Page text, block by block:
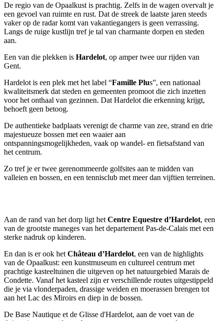
De regio van de Opaalkust is prachtig. Zelfs in de wagen overvalt je
een gevoel van ruimte en rust. Dat de streek de laatste jaren steeds
vaker op de radar komt van vakantiegangers is geen verrassing.
Langs de ruige kustlijn tref je tal van charmante dorpen en steden
aan.
Een van die plekken is Hardelot, op amper twee uur rijden van
Gent.
Hardelot is een plek met het label “Famille Plus”, een nationaal
kwaliteitsmerk dat steden en gemeenten promoot die zich inzetten
voor het onthaal van gezinnen. Dat Hardelot die erkenning krijgt,
behoeft geen betoog.
De authentieke badplaats verenigt de charme van zee, strand en drie
majestueuze bossen met een waaier aan
ontspanningsmogelijkheden, vaak op wandel- en fietsafstand van
het centrum.
Zo tref je er twee gerenommeerde golfsites aan te midden van
valleien en bossen, en een tennisclub met meer dan vijftien terreinen.
Aan de rand van het dorp ligt het Centre Equestre d’Hardelot, een
van de grootste maneges van het departement Pas-de-Calais met een
sterke nadruk op kinderen.
En dan is er ook het Château d’Hardelot, een van de highlights
van de Opaalkust: een kunstmuseum en cultureel centrum met
prachtige kasteeltuinen die uitgeven op het natuurgebied Marais de
Condette. Vanaf het kasteel zijn er verschillende routes uitgestippeld
die je via vlonderpaden, drassige weiden en moerassen brengen tot
aan het Lac des Miroirs en diep in de bossen.
De Base Nautique et de Glisse d'Hardelot, aan de voet van de